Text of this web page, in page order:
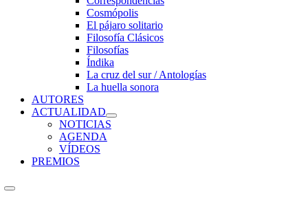
Cosmópolis
El pájaro solitario
Filosofía Clásicos
Filosofías
Índika
La cruz del sur / Antologías
La huella sonora
AUTORES
ACTUALIDAD
NOTICIAS
AGENDA
VÍDEOS
PREMIOS